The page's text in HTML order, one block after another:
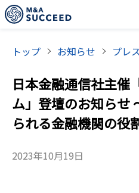
トップ お知らせ プレ
日本金融通信社主催
ム」登壇のお知らせ
られる金融機関の役
2023年10月19日